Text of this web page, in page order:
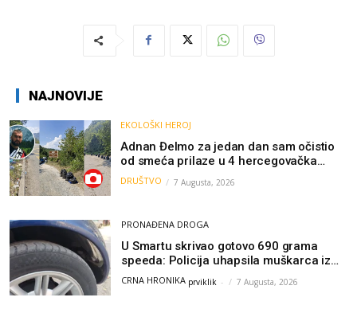
NAJNOVIJE
EKOLOŠKI HEROJ
Adnan Đelmo za jedan dan sam očistio
od smeća prilaze u 4 hercegovačka
grada: “Danas nisam čistio samo smeće,
čistio sam sliku o nama”
DRUŠTVO 7 Augusta, 2026
PRONAĐENA DROGA
U Smartu skrivao gotovo 690 grama
speeda: Policija uhapsila muškarca iz
Hercegovine
CRNA HRONIKA prviklik - 7 Augusta, 2026